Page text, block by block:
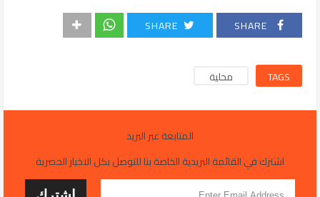
SHARE
SHARE
TAGS محلية
المتابعة عبر البريد
اشترك في القائمة البريدية الخاصة بنا للتوصل بكل الاخبار الحصرية